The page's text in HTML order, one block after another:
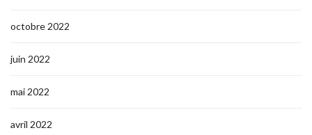
octobre 2022
juin 2022
mai 2022
avril 2022